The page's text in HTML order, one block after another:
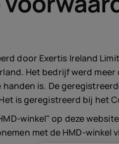
apparaten
door Exertis Ireland
Het bedrijf werd
is. De
is geregistreerd bij het
winkel" op deze
met de HMD-winkel